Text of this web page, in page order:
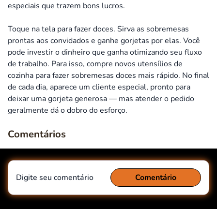
especiais que trazem bons lucros.
Toque na tela para fazer doces. Sirva as sobremesas
prontas aos convidados e ganhe gorjetas por elas. Você
pode investir o dinheiro que ganha otimizando seu fluxo
de trabalho. Para isso, compre novos utensílios de
cozinha para fazer sobremesas doces mais rápido. No final
de cada dia, aparece um cliente especial, pronto para
deixar uma gorjeta generosa — mas atender o pedido
geralmente dá o dobro do esforço.
Comentários
Digite seu comentário Comentário